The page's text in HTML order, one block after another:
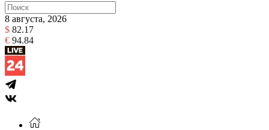
8 августа, 2026
$ 82.17
€ 94.84